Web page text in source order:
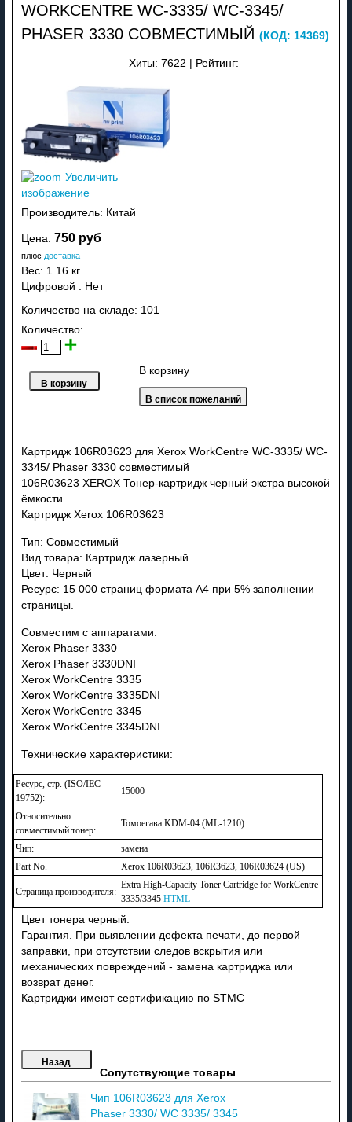
WORKCENTRE WC-3335/ WC-3345/
PHASER 3330 СОВМЕСТИМЫЙ (КОД: 14369)
Хиты: 7622 Рейтинг:
Увеличить
изображение
Производитель: Китай
Цена: 750 руб
плюс доставка
Вес: 1.16 кг.
Цифровой : Нет
Количество на складе: 101
Количество:
В корзину
Картридж 106R03623 для Xerox WorkCentre WC-3335/ WC-
3345/ Phaser 3330 совместимый
106R03623 XEROX Тонер-картридж черный экстра высокой
ёмкости
Картридж Xerox 106R03623
Тип: Совместимый
Вид товара: Картридж лазерный
Цвет: Черный
Ресурс: 15 000 страниц формата А4 при 5% заполнении
страницы.
Совместим с аппаратами:
Xerox Phaser 3330
Xerox Phaser 3330DNI
Xerox WorkCentre 3335
Xerox WorkCentre 3335DNI
Xerox WorkCentre 3345
Xerox WorkCentre 3345DNI
Технические характеристики:
Ресурс, стр. (ISO/IEC
19752):
15000
Относительно
совместимый тонер:
Томоегава KDM-04 (ML-1210)
Чип:
замена
Part No.
Xerox 106R03623, 106R3623, 106R03624 (US)
Страница производителя:
Extra High-Capacity Toner Cartridge for WorkCentre
3335/3345 HTML
Цвет тонера черный.
Гарантия. При выявлении дефекта печати, до первой
заправки, при отсутствии следов вскрытия или
механических повреждений - замена картриджа или
возврат денег.
Картриджи имеют сертификацию по STMC
Сопутствующие товары
Чип 106R03623 для Xerox
Phaser 3330/ WC 3335/ 3345